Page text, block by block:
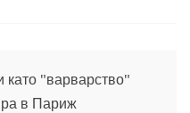
"варварство"
в Париж